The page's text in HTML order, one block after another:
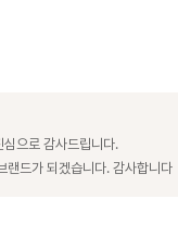
으로 감사드립니다.
랜드가 되겠습니다. 감사합니다